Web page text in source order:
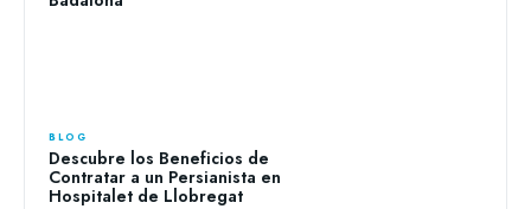
BLOG
Descubre los Beneficios de
Contratar a un Persianista en
Hospitalet de Llobregat